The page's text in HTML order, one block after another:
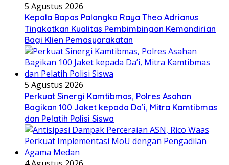
5 Agustus 2026
Kepala Bapas Palangka Raya Theo Adrianus
Tingkatkan Kualitas Pembimbingan Kemandirian
Bagi Klien Pemasyarakatan
5 Agustus 2026
Perkuat Sinergi Kamtibmas, Polres Asahan
Bagikan 100 Jaket kepada Da’i, Mitra Kamtibmas
dan Pelatih Polisi Siswa